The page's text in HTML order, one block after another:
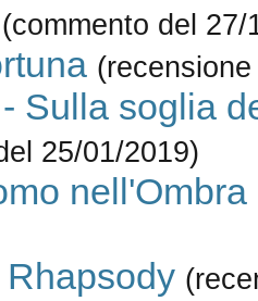
(commento del 27/
Sulla soglia
25/01/2019)
nell'Ombra